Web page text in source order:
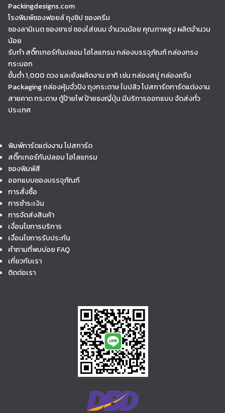
Packingdesigns.com
โรงพิมพ์ซองฟอยล์ ถุงซิป ซองครีม
ซองลามิเนต ซองซาเช่ ซองใส่ขนม จำนวนน้อย คุณภาพสูง ผลิตจำนวน
น้อย
รับทำ สติ๊กเกอร์กันปลอม โฮโลแกรม กล่องบรรจุภัณฑ์ กล่องทรง
กระบอก
ขั้นต่ำ 1,000 ดวง และยังผลิตงาน อาทิ เช่น กล่องสบู่ กล่องครีม
Packaging กล่องหุ้มจั่วปัง ถุงกระดาษ ใบปลิว โปสการ์ดการ์ดแต่งงาน
สายคาด กระดาษ ตู้ป้ายไฟ ป้ายธงญี่ปุ่น มีบริการออกแบบ จัดส่งทั่ว
ประเทศ
พิมพ์การ์ดแต่งงาน โปสการ์ด
สติ๊กเกอร์กันปลอม โฮโลแกรม
ซองพิมพ์สี
ออกแบบซองบรรจุภัณฑ์
การสั่งซื้อ
การชำระเงิน
การจัดส่งสินค้า
เงื่อนไขการบริการ
เงื่อนไขการรับประกัน
คำถามที่พบบ่อย FAQ
เกี่ยวกับเรา
ติดต่อเรา